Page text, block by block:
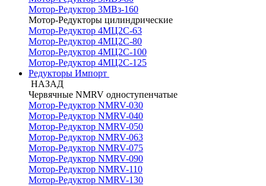
Мотор-Редуктор 3МВз-160
Мотор-Редукторы цилиндрические
Мотор-Редуктор 4МЦ2С-63
Мотор-Редуктор 4МЦ2С-80
Мотор-Редуктор 4МЦ2С-100
Мотор-Редуктор 4МЦ2С-125
Редукторы Импорт
НАЗАД
Червячные NMRV одноступенчатые
Мотор-Редуктор NMRV-030
Мотор-Редуктор NMRV-040
Мотор-Редуктор NMRV-050
Мотор-Редуктор NMRV-063
Мотор-Редуктор NMRV-075
Мотор-Редуктор NMRV-090
Мотор-Редуктор NMRV-110
Мотор-Редуктор NMRV-130